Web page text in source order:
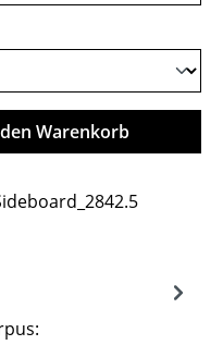
gewünschten
Warenkorb